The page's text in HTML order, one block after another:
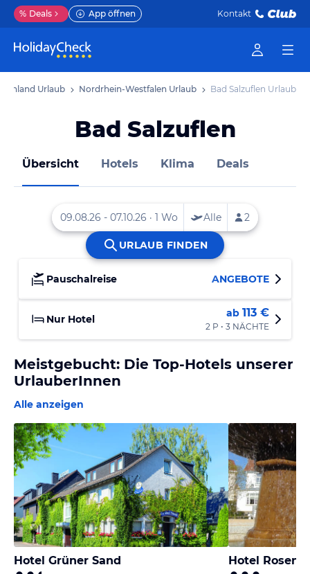
% Deals App öffnen Kontakt
Urlaub Nordrhein-Westfalen Urlaub Bad Salzuflen Urlaub
Bad Salzuflen
Übersicht Hotels Klima Deals
Pauschalreise ANGEBOTE
Nur Hotel ab 113 €
2 P • 3 NÄCHTE
Meistgebucht: Die Top-Hotels unserer
UrlauberInnen
Alle anzeigen
Hotel Grüner Sand Hotel